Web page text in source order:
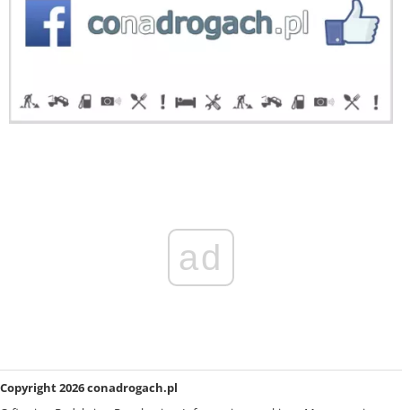
ad
Copyright 2026 conadrogach.pl